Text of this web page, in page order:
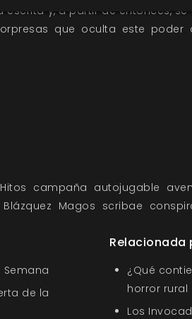
y, a partir de entonces,
que oculta este poder
Hitos campaña autojugable
Blázquez Magos scribae
Semana
de la
Relacionada
¿Qué
horror
Los